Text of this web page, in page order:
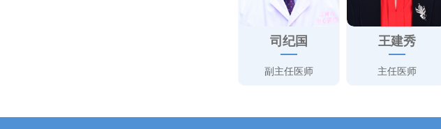
司纪国
副主任医师
王建秀
主任医师